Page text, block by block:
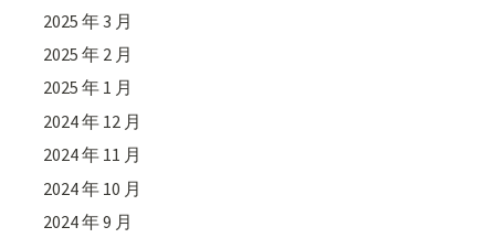
2025 年 3 月
2025 年 2 月
2025 年 1 月
2024 年 12 月
2024 年 11 月
2024 年 10 月
2024 年 9 月